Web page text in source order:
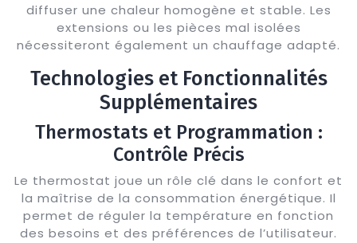
diffuser une chaleur homogène et stable. Les
extensions ou les pièces mal isolées
nécessiteront également un chauffage adapté.
Technologies et Fonctionnalités
Supplémentaires
Thermostats et Programmation :
Contrôle Précis
Le thermostat joue un rôle clé dans le confort et
la maîtrise de la consommation énergétique. Il
permet de réguler la température en fonction
des besoins et des préférences de l’utilisateur.